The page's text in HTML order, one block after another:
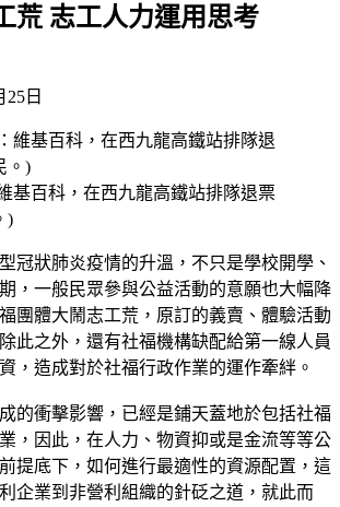
荒 志工人力運用思考
25日
基百科，在西九龍高鐵站排隊退票
)
冠狀肺炎疫情的升溫，不只是學校開學、
，一般民眾參與公益活動的意願也大幅降
團體大鬧志工荒，原訂的義賣、體驗活動
此之外，還有社福機構缺配給第一線人員
，造成對於社福行政作業的運作牽絆。
的衝擊影響，已經是鋪天蓋地於包括社福
，因此，在人力、物資抑或是金流等等公
提底下，如何進行最適性的資源配置，這
企業到非營利組織的針砭之道，就此而